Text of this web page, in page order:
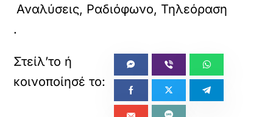
Αναλύσεις, Ραδιόφωνο, Τηλεόραση
.